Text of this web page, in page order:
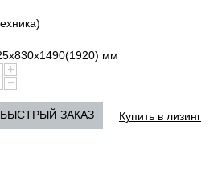
мм
+
−
Купить в лизинг
БЫСТРЫЙ ЗАКАЗ